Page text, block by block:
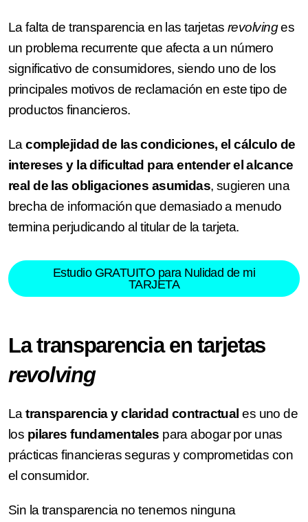
La falta de transparencia en las tarjetasrevolvinges
un problema recurrente que afecta a un número
significativo de consumidores, siendo uno de los
principales motivos de reclamación en este tipo de
productos financieros.
Lacomplejidad de las condiciones, el cálculo de
intereses y la dificultad para entender el alcance
real de las obligaciones asumidas, sugieren una
brecha de información que demasiado a menudo
termina perjudicando al titular de la tarjeta.
Estudio GRATUITO para Nulidad de mi
TARJETA
La transparencia en tarjetas
revolving
Latransparencia y claridad contractuales uno de
los pilares fundamentales para abogar por unas
prácticas financieras seguras y comprometidas con
el consumidor.
Sin la transparencia no tenemos ninguna